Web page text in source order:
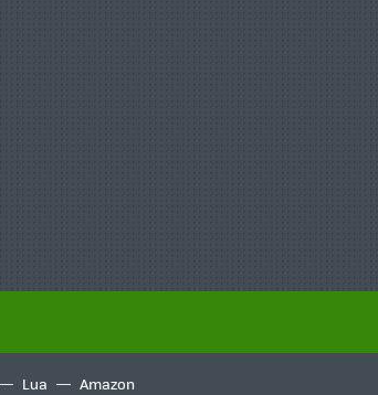
Lua Amazon